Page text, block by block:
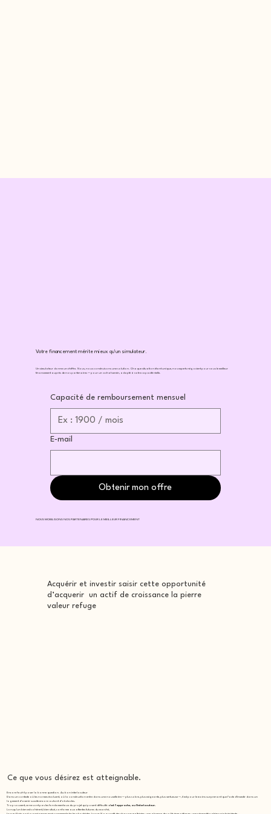
Acquérir et investir saisir cette opportunité
d’acquerir un actif de croissance la pierre
valeur refuge
Ce que vous désirez est atteignable.
Encore faut-il poser la bonne question. Au bon interlocuteur
Dans un contexte où les normes évoluent, où la construction entre dans une nouvelle ère — plus sobre, plus exigeante, plus vertueuse —, il est pour le moins surprenant que l’acte d’investir dans un
logement d’avenir suscite encore autant d’obstacles.
Trop souvent, ce ne sont pas les fondamentaux du projet qui posent difficulté :c’est l’approche, ou l’interlocuteur.
Lorsqu’un bien est cohérent, bien situé, conforme aux attentes futures du marché,
Votre financement mérite mieux qu'un simulateur.
Un simulateur donne un chiffre. Nous, nous construisons une solution. Chaque situation étant unique, nos experts négocient pour vous le meilleur
financement auprès de nos partenaires — pour un achat serein, adapté à votre capacité réelle.
NOUS MOBILISONS NOS PARTENAIRES POUR LE MEILLEUR FINANCEMENT
Capacité de remboursement mensuel
E‑mail
Obtenir mon offre